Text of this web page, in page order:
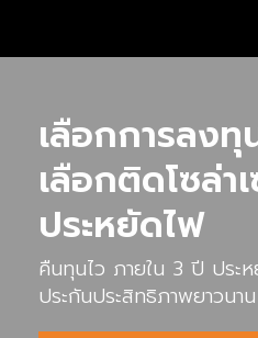
เลือกการลง
เลือกติดโซล่า
ประหยัดไฟ
คืนทุนไว ภายใน 3 ปี ประ
ประกันประสิทธิภาพยาวนา